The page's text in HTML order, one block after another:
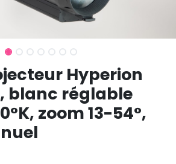
Hyperion
blanc réglable
zoom 13-54°,